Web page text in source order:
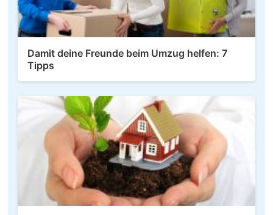
Damit deine Freunde beim Umzug helfen: 7
Tipps